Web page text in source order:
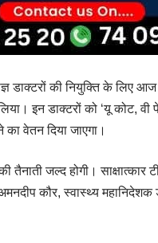
डाक्टरों की नियुक्ति के लिए
इन डाक्टरों को ‘यू कोट, वी
वेतन दिया जाएगा।
जल्द होगी। साक्षात्कार
कौर, स्वास्थ्य महानिदेशक